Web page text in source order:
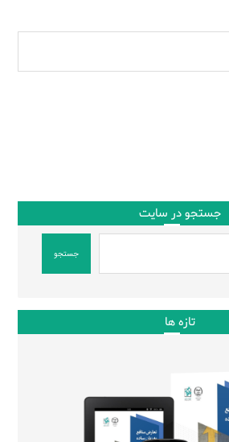
جستجو در سایت
جستجو
تازه ها